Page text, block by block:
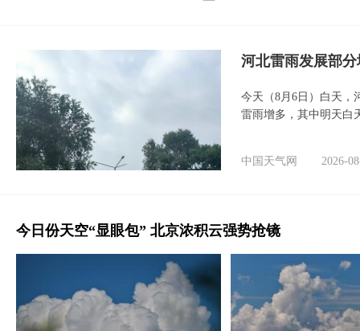
河北雷雨发展部
今天（8月6日）白天，
雷雨增多，其中明天白
中国天气网 2026-
今日份天空“显眼包” 北京浓积云强势抢镜